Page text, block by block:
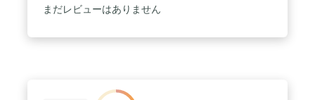
はがれが少なく、貼り替えの際の刺激を抑えます。
まだレビューはありません